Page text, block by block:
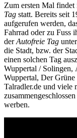
Zum ersten Mal findet
Tag statt. Bereits seit
aufgerufen werden,
Fahrrad oder zu Fuss
derAutofreie Tag
die Stadt, bzw. der
einen solchen Tag
Wuppertal / Solingen,
Wuppertal, Der
Talradler.de und viele
werben.